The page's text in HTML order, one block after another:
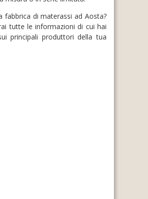
fabbrica di materassi ad Aosta?
tutte le informazioni di cui hai
principali produttori della tua